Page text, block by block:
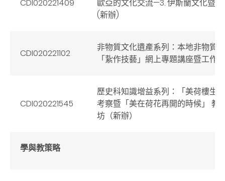
CDI020221409
歐亞的文化交流—3. 伊斯蘭文化暨
(新辦)
CDI020221102
非物質文化遺產系列：本地非物質
「紥作技藝」網上專題講座暨工作
CDI020221545
歷史科知識增益系列：「美荷樓生
考察暨「美在荷花再開的時候」 教
坊（新辦）
學與教策略